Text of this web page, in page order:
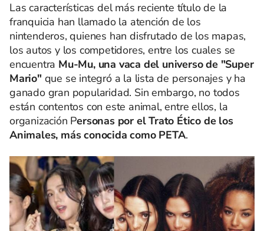
Las características del más reciente título de la
franquicia han llamado la atención de los
nintenderos, quienes han disfrutado de los mapas,
los autos y los competidores, entre los cuales se
encuentra Mu-Mu, una vaca del universo de "Super
Mario" que se integró a la lista de personajes y ha
ganado gran popularidad. Sin embargo, no todos
están contentos con este animal, entre ellos, la
organización Personas por el Trato Ético de los
Animales, más conocida como PETA.